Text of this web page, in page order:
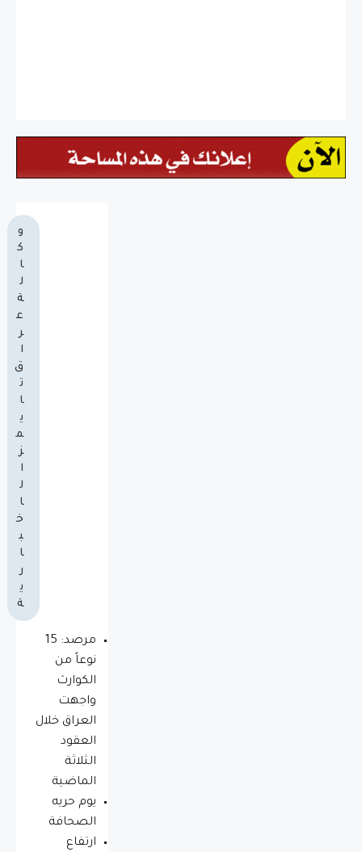
و
ك
ا
ل
ة
ع
ر
ا
ق
ت
ا
ي
م
ز
ا
ل
ا
خ
ب
ا
ر
ي
ة
مرصد: 15
نوعاً من
الكوارث
واجهت
العراق خلال
العقود
الثلاثة
الماضية
يوم حريه
الصحافة
ارتفاع